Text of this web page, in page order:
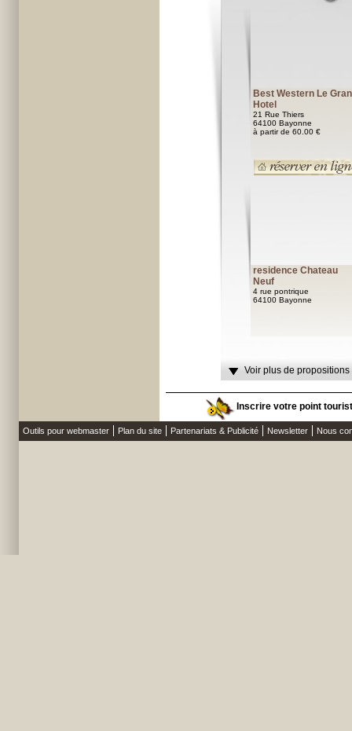
Best Western Le
Hotel
21 Rue Thiers
64100 Bayonne
à partir de 60.00 €
residence Chateau
Neuf
4 rue pontrique
64100 Bayonne
Voir plus de
Inscrire votre point
Outils pour webmaster Plan du site Partenariats & Publicité Newsletter Nous